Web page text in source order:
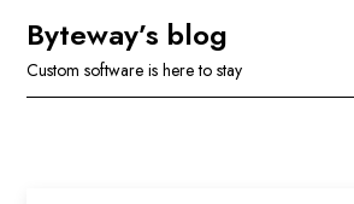
content
Byteway’s blog
Custom software is here to stay